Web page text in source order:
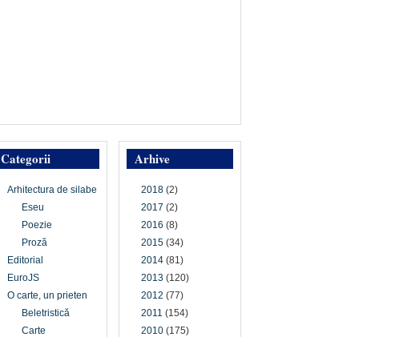
Arhive
2018 (2)
2017 (2)
2016 (8)
2015 (34)
2014 (81)
2013 (120)
2012 (77)
2011 (154)
2010 (175)
Categorii
Arhitectura de silabe
Eseu
Poezie
Proză
Editorial
EuroJS
O carte, un prieten
Beletristică
Carte